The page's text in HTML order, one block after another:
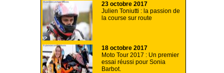
23 octobre 2017
Julien Toniutti : la passion de
la course sur route
18 octobre 2017
Moto Tour 2017 : Un premier
essai réussi pour Sonia
Barbot.